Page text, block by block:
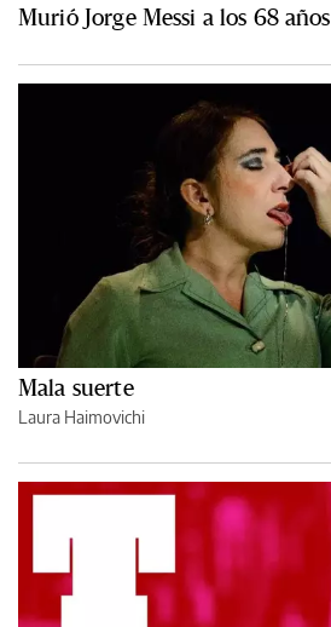
Murió Jorge Messi a los 68 años
Mala suerte
Laura Haimovichi